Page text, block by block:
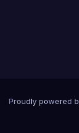
Proudly powered